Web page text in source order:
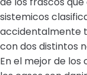
sistemicos
accidentalmente
con dos distintos
En el mejor de los